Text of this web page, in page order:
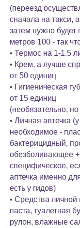
(переезд
сначала на такси,
затем нужно будет
метров 100 - так
• Термос на 1-1.5
• Крем, а лучше
от 50 единиц
• Гигиеническая
от 15 единиц
(необязательно,
• Личная аптечка
необходимое -
бактерицидный,
обезболивающее
специфическое,
аптечка именно
есть у гидов)
• Средства
паста, туалетная
рулон, влажные